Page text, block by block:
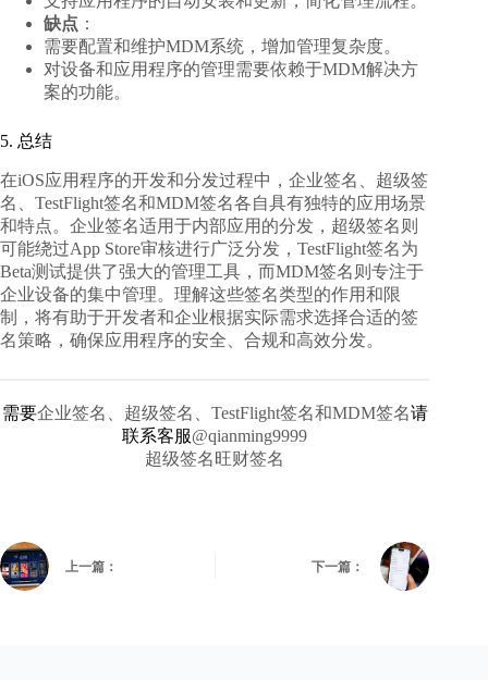
缺点 ：
需要配置和维护MDM系统，增加管理复杂度。
对设备和应用程序的管理需要依赖于MDM解决方
案的功能。
5. 总结
在iOS应用程序的开发和分发过程中，企业签名、超级签
名、TestFlight签名和MDM签名各自具有独特的应用场景
和特点。企业签名适用于内部应用的分发，超级签名则
可能绕过App Store审核进行广泛分发，TestFlight签名为
Beta测试提供了强大的管理工具，而MDM签名则专注于
企业设备的集中管理。理解这些签名类型的作用和限
制，将有助于开发者和企业根据实际需求选择合适的签
名策略，确保应用程序的安全、合规和高效分发。
需要企业签名、超级签名、TestFlight签名和MDM签名请
联系客服@qianming9999
超级签名旺财签名
上一篇： 下一篇：